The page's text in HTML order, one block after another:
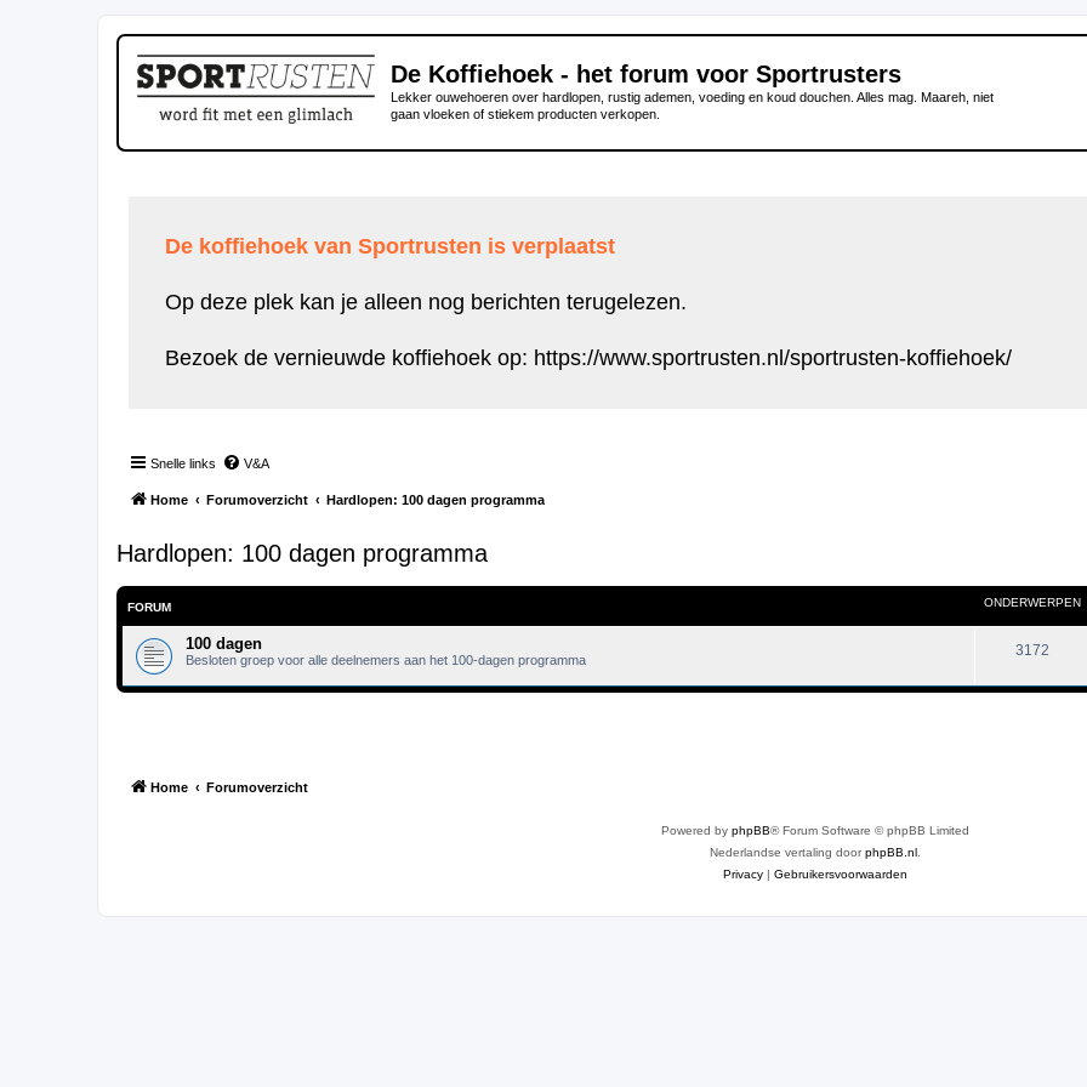
De Koffiehoek - het forum voor Sportrusters
Lekker ouwehoeren over hardlopen, rustig ademen, voeding en koud douchen. Alles mag. Maareh, niet
gaan vloeken of stiekem producten verkopen.
De koffiehoek van Sportrusten is verplaatst
Op deze plek kan je alleen nog berichten terugelezen.
Bezoek de vernieuwde koffiehoek op: https://www.sportrusten.nl/sportrusten-koffiehoek/
Snelle links V&A
Home Forumoverzicht Hardlopen: 100 dagen programma
Hardlopen: 100 dagen programma
FORUM ONDERWERPEN
100 dagen
Besloten groep voor alle deelnemers aan het 100-dagen programma
3172
Home Forumoverzicht
Powered by phpBB® Forum Software © phpBB Limited
Nederlandse vertaling doorphpBB.nl
Privacy | Gebruikersvoorwaarden